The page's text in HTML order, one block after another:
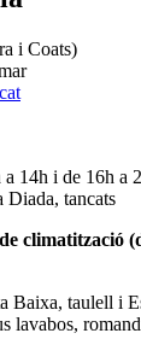
i Coats)
14h i de 16h a
Diada, tancats
climatització
Baixa, taulell i
lavabos,